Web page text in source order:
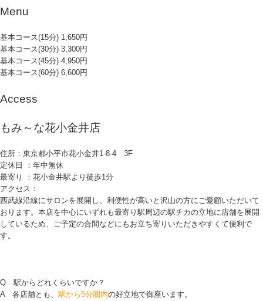
Menu
基本コース(15分) 1,650円
基本コース(30分) 3,300円
基本コース(45分) 4,950円
基本コース(60分) 6,600円
Access
もみ～な花小金井店
住所：東京都小平市花小金井1-8-4 3F
定休日 ：年中無休
最寄り ：花小金井駅より徒歩1分
アクセス：
西武線沿線にサロンを展開し、利便性が高いと沢山の方にご愛顧いただいて
おります。本店を中心にいずれも最寄り駅周辺の駅チカの立地に店舗を展開
しているため、ご予定の合間などにもお立ち寄りいただきやすくて便利で
す。
Q 駅からどれくらいですか？
A 各店舗とも、駅から5分圏内の好立地で御座います。